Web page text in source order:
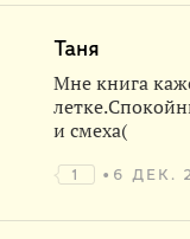
Таня
Мне книга
и смеха(
1 6 ДЕК.